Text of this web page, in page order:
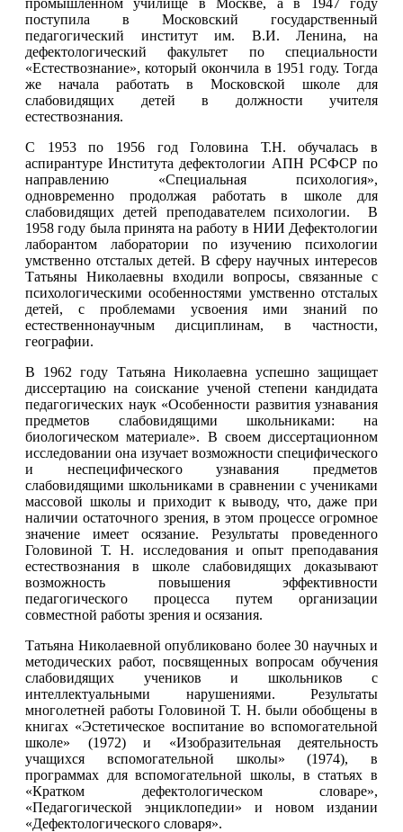
поступила в Московский государственный
педагогический институт им. В.И. Ленина, на
дефектологический факультет по специальности
«Естествознание», который окончила в 1951 году. Тогда
же начала работать в Московской школе для
слабовидящих детей в должности учителя
естествознания.
С 1953 по 1956 год Головина Т.Н. обучалась в
аспирантуре Института дефектологии АПН РСФСР по
направлению «Специальная психология»,
одновременно продолжая работать в школе для
слабовидящих детей преподавателем психологии. В
1958 году была принята на работу в НИИ Дефектологии
лаборантом лаборатории по изучению психологии
умственно отсталых детей. В сферу научных интересов
Татьяны Николаевны входили вопросы, связанные с
психологическими особенностями умственно отсталых
детей, с проблемами усвоения ими знаний по
естественнонаучным дисциплинам, в частности,
географии.
В 1962 году Татьяна Николаевна успешно защищает
диссертацию на соискание ученой степени кандидата
педагогических наук «Особенности развития узнавания
предметов слабовидящими школьниками: на
биологическом материале». В своем диссертационном
исследовании она изучает возможности специфического
и неспецифического узнавания предметов
слабовидящими школьниками в сравнении с учениками
массовой школы и приходит к выводу, что, даже при
наличии остаточного зрения, в этом процессе огромное
значение имеет осязание. Результаты проведенного
Головиной Т. Н. исследования и опыт преподавания
естествознания в школе слабовидящих доказывают
возможность повышения эффективности
педагогического процесса путем организации
совместной работы зрения и осязания.
Татьяна Николаевной опубликовано более 30 научных и
методических работ, посвященных вопросам обучения
слабовидящих учеников и школьников с
интеллектуальными нарушениями. Результаты
многолетней работы Головиной Т. Н. были обобщены в
книгах «Эстетическое воспитание во вспомогательной
школе» (1972) и «Изобразительная деятельность
учащихся вспомогательной школы» (1974), в
программах для вспомогательной школы, в статьях в
«Кратком дефектологическом словаре»,
«Педагогической энциклопедии» и новом издании
«Дефектологического словаря».